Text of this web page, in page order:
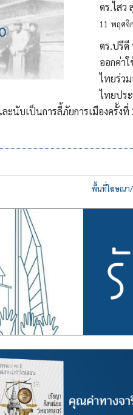
ดร.ไส
11 พฤศจิ
ดร.ปรีดี
ออกค่า
ไทยร่ว
ไทยปร
บเป็นการลี้ภัยการเมืองครั้ง
พื้นที่โฆษณา